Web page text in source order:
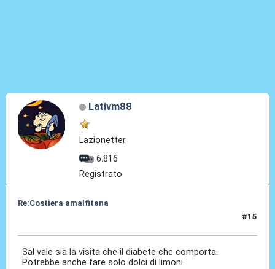
Lativm88
Lazionetter
6.816
Registrato
Re:Costiera amalfitana
#15
Sal vale sia la visita che il diabete che comporta.
Potrebbe anche fare solo dolci di limoni.